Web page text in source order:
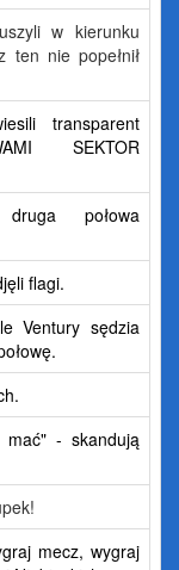
w kierunku
ten nie popełnił
transparent
SEKTOR
połowa
flagi.
Ventury sędzia
mać" - skandują
mecz, wygraj